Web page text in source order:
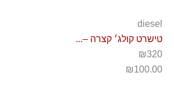
diesel
טישרט קולג׳ קצרה –...
₪320
₪100.00